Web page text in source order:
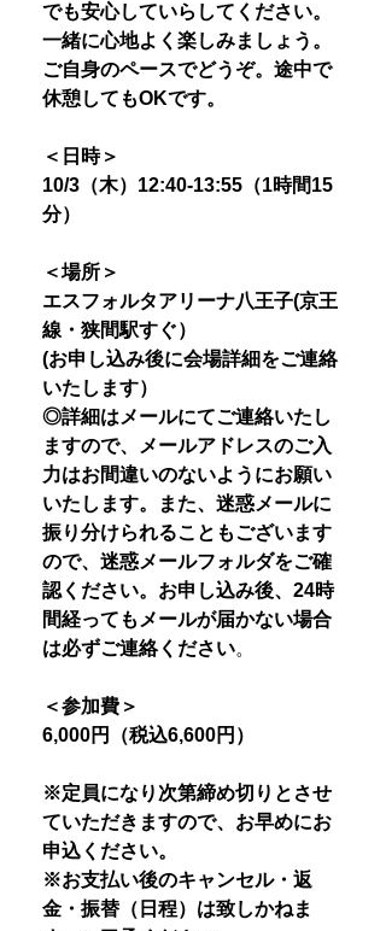
でも安心していらしてください。
一緒に心地よく楽しみましょう。
ご自身のペースでどうぞ。途中で
休憩してもOKです。
＜日時＞
10/3（木）12:40-13:55（1時間15
分）
＜場所＞
エスフォルタアリーナ八王子(京王
線・狭間駅すぐ）
(お申し込み後に会場詳細をご連絡
いたします）
◎詳細はメールにてご連絡いたし
ますので、メールアドレスのご入
力はお間違いのないようにお願い
いたします。また、迷惑メールに
振り分けられることもございます
ので、迷惑メールフォルダをご確
認ください。お申し込み後、24時
間経ってもメールが届かない場合
は必ずご連絡ください。
＜参加費＞
6,000円（税込6,600円）
※定員になり次第締め切りとさせ
ていただきますので、お早めにお
申込ください。
※お支払い後のキャンセル・返
金・振替（日程）は致しかねま